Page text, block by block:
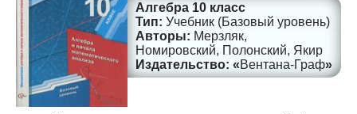
Алгебра 10 класс
Учебник (Базовый уровень)
Мерзляк,
Номировский, Полонский, Якир
Вентана-Граф